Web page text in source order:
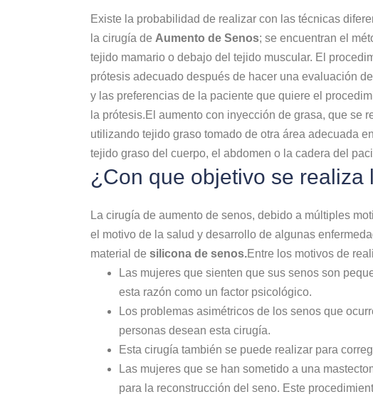
Existe la probabilidad de realizar con las técnicas
la cirugía de Aumento de Senos; se encuentran el
tejido mamario o debajo del tejido muscular. El
prótesis adecuado después de hacer una evaluación
y las preferencias de la paciente que quiere el
la prótesis.El aumento con inyección de grasa, que se
utilizando tejido graso tomado de otra área adecuada
tejido graso del cuerpo, el abdomen o la cadera del
¿Con que objetivo se
La cirugía de aumento de senos, debido a múltiples
el motivo de la salud y desarrollo de algunas
material de silicona de senos.Entre los motivos de
Las mujeres que sienten que sus senos son
esta razón como un factor psicológico.
Los problemas asimétricos de los senos que
personas desean esta cirugía.
Esta cirugía también se puede realizar para
Las mujeres que se han sometido a una
para la reconstrucción del seno. Este